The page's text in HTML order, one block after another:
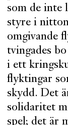
som de inte
styre i nitton
omgivande
tvingades
i ett
flyktingar
skydd. Det
solidaritet
spel; det är